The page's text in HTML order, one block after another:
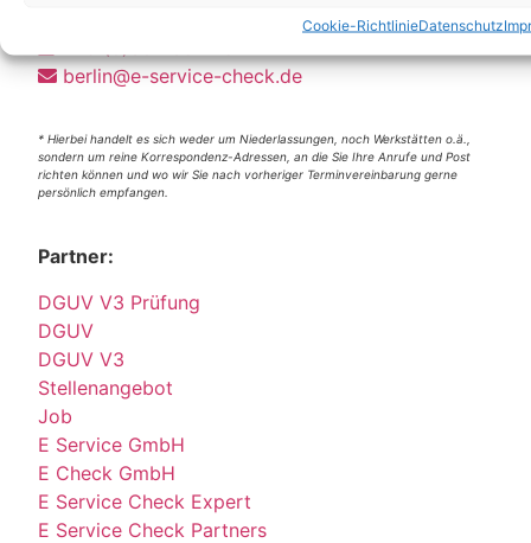
Cookie-RichtlinieDatenschutz
Wittestraße 30k, 13509 Berlin
berlin@e-service-check.de
* Hierbei handelt es sich weder um Niederlassungen, noch Werkstätten o.ä.,
sondern um reine Korrespondenz-Adressen, an die Sie Ihre Anrufe und Post
richten können und wo wir Sie nach vorheriger Terminvereinbarung gerne
persönlich empfangen.
Partner:
DGUV V3 Prüfung
DGUV
DGUV V3
Stellenangebot
Job
E Service GmbH
E Check GmbH
E Service Check Expert
E Service Check Partners